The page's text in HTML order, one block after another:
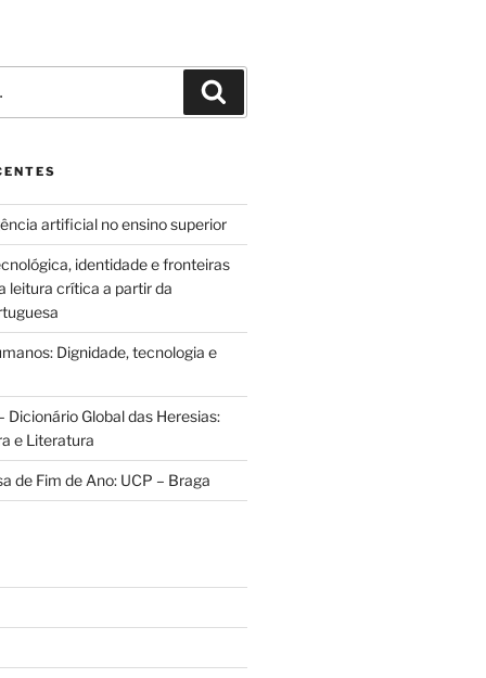
artificial no ensino superior
identidade e fronteiras
leitura crítica a partir da
Dignidade, tecnologia e
Dicionário Global das Heresias:
e Literatura
de Fim de Ano: UCP – Braga